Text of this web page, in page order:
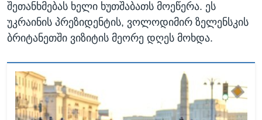
შეთანხმებას ხელი ხუთშაბათს მოეწერა. ეს
უკრაინის პრეზიდენტის, ვოლოდიმირ ზელენსკის
ბრიტანეთში ვიზიტის მეორე დღეს მოხდა.